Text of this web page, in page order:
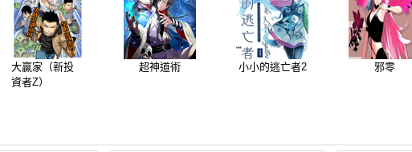
大贏家（新投
資者Z）
超神道術 小小的逃亡者2 邪零